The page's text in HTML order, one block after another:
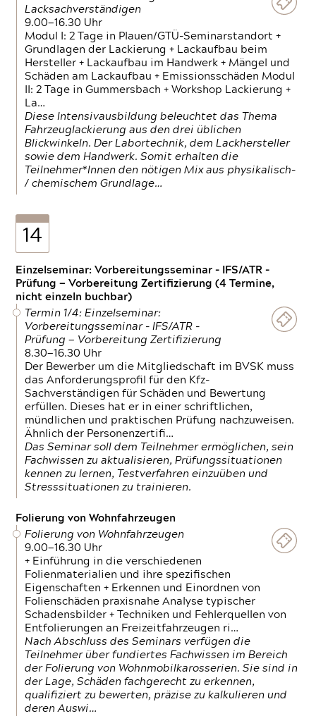
Lacksachverständigen
9.00—16.30 Uhr
Modul I: 2 Tage in Plauen/GTÜ-Seminarstandort +
Grundlagen der Lackierung + Lackaufbau beim
Hersteller + Lackaufbau im Handwerk + Mängel und
Schäden am Lackaufbau + Emissionsschäden Modul
II: 2 Tage in Gummersbach + Workshop Lackierung +
La…
Diese Intensivausbildung beleuchtet das Thema
Fahrzeuglackierung aus den drei üblichen
Blickwinkeln. Der Labortechnik, dem Lackhersteller
sowie dem Handwerk. Somit erhalten die
Teilnehmer*Innen den nötigen Mix aus physikalisch-
/ chemischem Grundlage…
14
Einzelseminar: Vorbereitungsseminar - IFS/ATR -
Prüfung — Vorbereitung Zertifizierung (4 Termine,
nicht einzeln buchbar)
Termin 1/4: Einzelseminar:
Vorbereitungsseminar - IFS/ATR -
Prüfung — Vorbereitung Zertifizierung
8.30—16.30 Uhr
Der Bewerber um die Mitgliedschaft im BVSK muss
das Anforderungsprofil für den Kfz-
Sachverständigen für Schäden und Bewertung
erfüllen. Dieses hat er in einer schriftlichen,
mündlichen und praktischen Prüfung nachzuweisen.
Ähnlich der Personenzertifi…
Das Seminar soll dem Teilnehmer ermöglichen, sein
Fachwissen zu aktualisieren, Prüfungssituationen
kennen zu lernen, Testverfahren einzuüben und
Stresssituationen zu trainieren.
Folierung von Wohnfahrzeugen
Folierung von Wohnfahrzeugen
9.00—16.30 Uhr
+ Einführung in die verschiedenen
Folienmaterialien und ihre spezifischen
Eigenschaften + Erkennen und Einordnen von
Folienschäden praxisnahe Analyse typischer
Schadensbilder + Techniken und Fehlerquellen von
Entfolierungen an Freizeitfahrzeugen ri…
Nach Abschluss des Seminars verfügen die
Teilnehmer über fundiertes Fachwissen im Bereich
der Folierung von Wohnmobilkarosserien. Sie sind in
der Lage, Schäden fachgerecht zu erkennen,
qualifiziert zu bewerten, präzise zu kalkulieren und
deren Auswi…